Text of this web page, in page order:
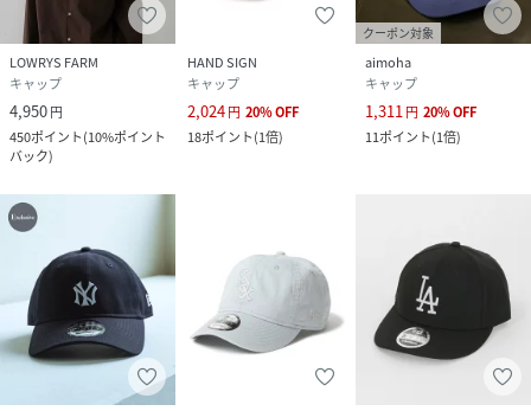
LOWRYS FARM
キャップ
4,950円
450ポイント(10%ポイント
バック)
HAND SIGN
キャップ
2,024円 20%OFF
18ポイント(1倍)
クーポン対象
aimoha
キャップ
1,311円 20%OFF
11ポイント(1倍)